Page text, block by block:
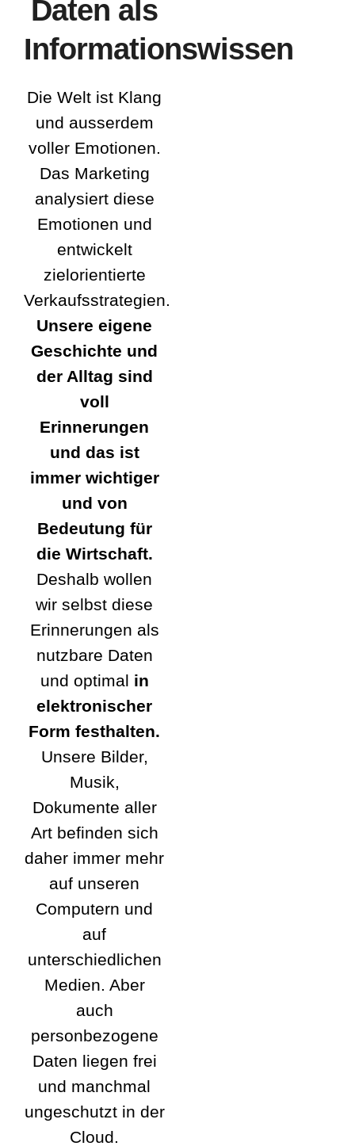
Daten als
Informationswissen
Die Welt ist Klang
und ausserdem
voller Emotionen.
Das Marketing
analysiert diese
Emotionen und
entwickelt
zielorientierte
Verkaufsstrategien.
Unsere eigene
Geschichte und
der Alltag sind
voll
Erinnerungen
und das ist
immer wichtiger
und von
Bedeutung für
die Wirtschaft.
Deshalb wollen
wir selbst diese
Erinnerungen als
nutzbare Daten
und optimal in
elektronischer
Form festhalten.
Unsere Bilder,
Musik,
Dokumente aller
Art befinden sich
daher immer mehr
auf unseren
Computern und
auf
unterschiedlichen
Medien. Aber
auch
personbezogene
Daten liegen frei
und manchmal
ungeschutzt in der
Cloud.